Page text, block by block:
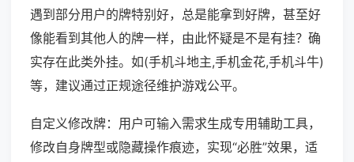
遇到部分用户的牌特别好，总是能拿到好牌，甚至好
像能看到其他人的牌一样，由此怀疑是不是有挂？确
实存在此类外挂。如(手机斗地主,手机金花,手机斗牛)
等，建议通过正规途径维护游戏公平。
自定义修改牌：用户可输入需求生成专用辅助工具，
修改自身牌型或隐藏操作痕迹，实现“必胜”效果，适